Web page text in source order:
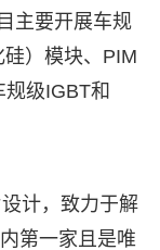
主要开展车规
）模块、PIM
级IGBT和
计，致力于解
第一家且是唯